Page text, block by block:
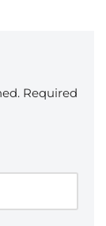
Required